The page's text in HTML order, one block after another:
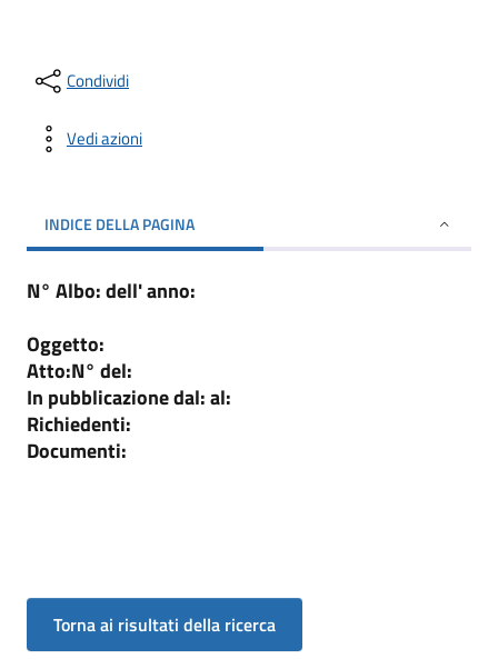
Condividi
Vedi azioni
INDICE DELLA PAGINA
N° Albo:dell' anno:
Oggetto:
Atto:N° del:
In pubblicazione dal:al:
Richiedenti:
Documenti: